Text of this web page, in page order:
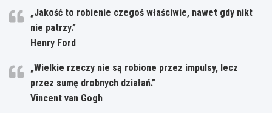
„Jakość to robienie czegoś właściwie, nawet gdy nikt
nie patrzy.”
Henry Ford
„Wielkie rzeczy nie są robione przez impulsy, lecz
przez sumę drobnych działań.”
Vincent van Gogh